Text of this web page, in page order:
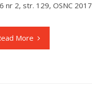
nr 2, str. 129, OSNC
More